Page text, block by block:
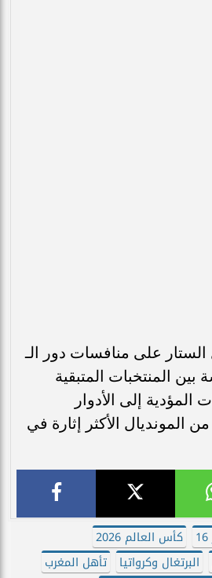
على منافسات دور الـ
بين المنتخبات المتبقية
إلى الأدوار
المونديال الأكثر إثارة في
كأس العالم 2026
البرتغال وكرواتيا
تأهل المغرب